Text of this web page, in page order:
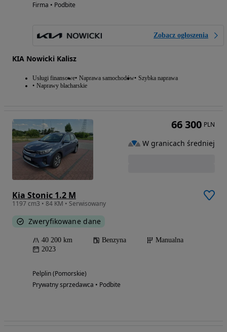
Firma • Podbite
Zobacz ogłoszenia
KIA Nowicki Kalisz
Usługi finansowe Naprawa samochodów Szybka naprawa
Naprawy blacharskie
Kia Stonic 1.2 M
1197 cm3 • 84 KM • Serwisowany
Zweryfikowane dane
40 200 km Benzyna
Manualna
2023
Pelplin (Pomorskie)
Prywatny sprzedawca • Podbite
66 300 PLN
W granicach średniej